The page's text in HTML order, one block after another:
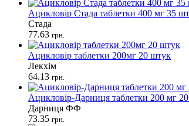
Ацикловір Стада таблетки 400 мг 35
Стада
77.63 грн.
Ацикловір таблетки 200мг 20 штук
Лекхім
64.13 грн.
Ацикловір-Дарниця таблетки 200 мг
Дарниця ФФ
73.35 грн.